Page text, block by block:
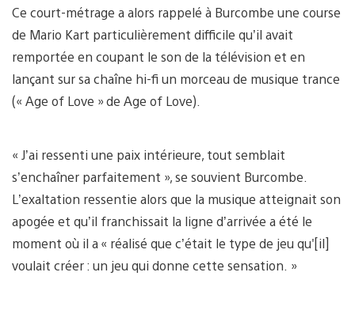
Ce court-métrage a alors rappelé à Burcombe une course
de Mario Kart particulièrement difficile qu’il avait
remportée en coupant le son de la télévision et en
lançant sur sa chaîne hi-fi un morceau de musique trance
(« Age of Love » de Age of Love).
« J’ai ressenti une paix intérieure, tout semblait
s’enchaîner parfaitement », se souvient Burcombe.
L’exaltation ressentie alors que la musique atteignait son
apogée et qu’il franchissait la ligne d’arrivée a été le
moment où il a « réalisé que c’était le type de jeu qu'[il]
voulait créer : un jeu qui donne cette sensation. »